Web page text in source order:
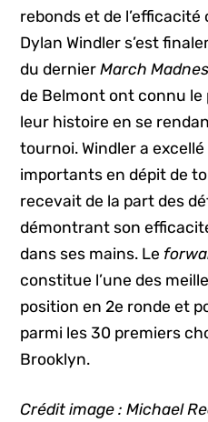
rebonds et de
Dylan Windler s’est
du dernierMarch
de Belmont ont connu le
leur histoire en se
tournoi. Windler a
importants en dépit de
recevait de la part des
démontrant son
dans ses mains. Le
constitue l’une des
position en 2e ronde et
parmi les 30 premiers
Brooklyn.
Crédit image : Michael